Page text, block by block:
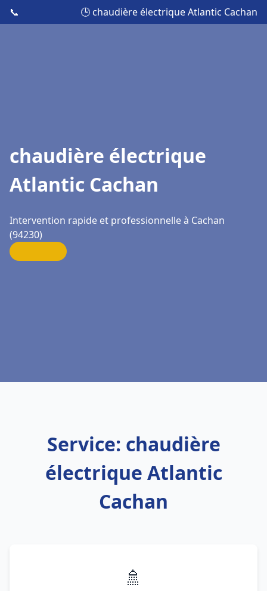
📞 🕒 chaudière électrique Atlantic Cachan
chaudière électrique
Atlantic Cachan
Intervention rapide et professionnelle à Cachan
(94230)
Service: chaudière
électrique Atlantic
Cachan
🚿